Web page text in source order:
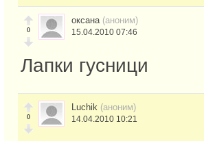
0
оксана (аноним)
15.04.2010 07:46
Лапки гусници
0
Luchik (аноним)
14.04.2010 10:21